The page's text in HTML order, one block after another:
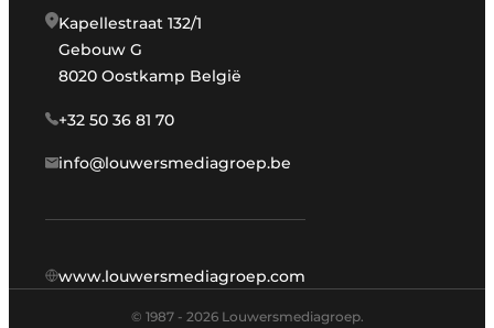
Kapellestraat 132/1
Gebouw G
8020 Oostkamp België
+32 50 36 81 70
info@louwersmediagroep.be
www.louwersmediagroep.com
© 1987 - 2026 Louwersmediagroep.